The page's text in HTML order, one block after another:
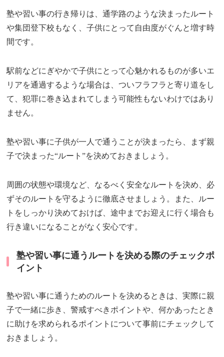
塾や習い事の行き帰りは、通学路のような決まったルート
や集団登下校もなく、子供にとって自由度がぐんと増す時
間です。
駅前などにぎやかで子供にとって心魅かれるものが多いエ
リアを通過するような場合は、ついフラフラと寄り道をし
て、犯罪に巻き込まれてしまう可能性もないわけではあり
ません。
塾や習い事に子供が一人で通うことが決まったら、まず親
子で決まった“ルート”を決めておきましょう。
周囲の状態や環境など、なるべく安全なルートを決め、必
ずそのルートを守るように徹底させましょう。また、ルー
トをしっかり決めておけば、途中までお迎えに行く場合も
行き違いになることがなく安心です。
塾や習い事に通うルートを決める際のチェックポ
イント
塾や習い事に通うためのルートを決めるときは、実際に親
子で一緒に歩き、警戒すべきポイントや、何かあったとき
に助けを求められるポイントについて事前にチェックして
おきましょう。